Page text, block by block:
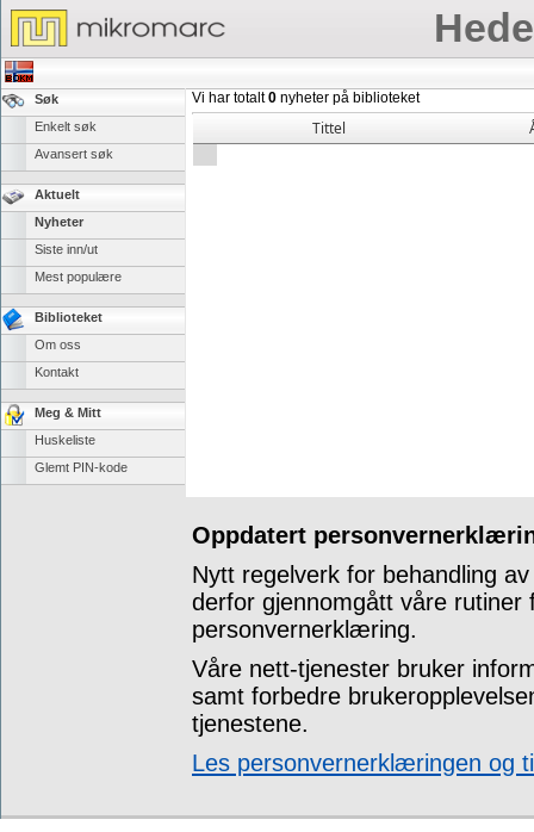
Søk
Enkelt søk
Avansert søk
Aktuelt
Nyheter
Siste inn/ut
Mest populære
Biblioteket
Om oss
Kontakt
Meg & Mitt
Huskeliste
Glemt PIN-kode
Vi har totalt0 nyheter på biblioteket
Tittel
Oppdatert
Nytt regelverk for behandling
derfor gjennomgått våre rutiner
personvernerklæring.
Våre nett-tjenester bruker
samt forbedre
tjenestene.
Les personvernerklæringen og